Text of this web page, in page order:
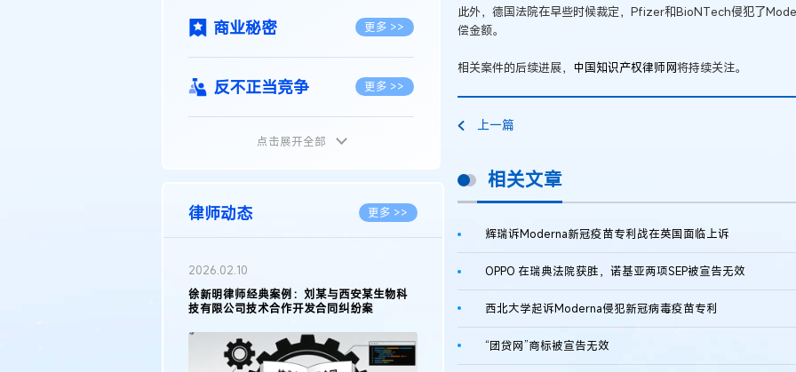
商业秘密 更多 >>
反不正当竞争 更多 >>
植物新品种
地理标志 更多 >>
集成电路布图设计
点击展开全部
律师动态 更多 >>
2026.02.10
徐新明律师经典案例：刘某与西安某生物科
技有限公司技术合作开发合同纠纷案
此外，德国法院在早些时候裁定，Pfizer和BioNTech侵犯了
偿金额。
相关案件的后续进展， 中国知识产权律师网将持续关注。
上一篇
相关文章
辉瑞诉Moderna新冠疫苗专利战在英国面临上诉
OPPO 在瑞典法院获胜，诺基亚两项SEP被宣告无效
西北大学起诉Moderna侵犯新冠病毒疫苗专利
“团贷网”商标被宣告无效